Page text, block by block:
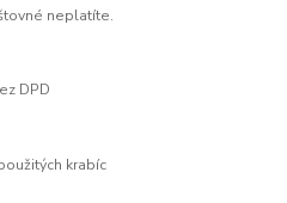
neplatíte.
DPD
krabíc